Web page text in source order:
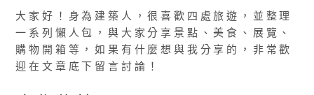
大家好！身為建築人，很喜歡四處旅遊，並整理
一系列懶人包，與大家分享景點、美食、展覽、
購物開箱等，如果有什麼想與我分享的，非常歡
迎在文章底下留言討論！